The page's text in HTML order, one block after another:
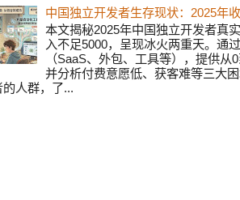
中国独立开发者生存现状：2025年
本文揭秘2025年中国独立开发者真
入不足5000，呈现冰火两重天。通
（SaaS、外包、工具等），提供
并分析付费意愿低、获客难等三大
的人群，了...